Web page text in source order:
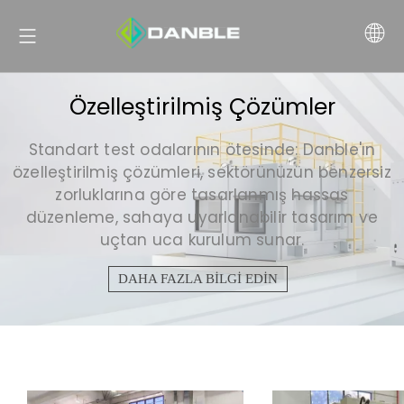
Özelleştirilmiş Çözümler
Standart test odalarının ötesinde: Danble'ın
özelleştirilmiş çözümleri, sektörünüzün benzersiz
zorluklarına göre tasarlanmış hassas
düzenleme, sahaya uyarlanabilir tasarım ve
uçtan uca kurulum sunar.
DAHA FAZLA BİLGİ EDİN